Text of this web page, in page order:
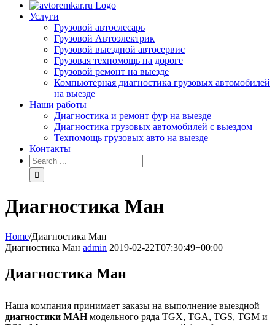
Услуги
Грузовой автослесарь
Грузовой Автоэлектрик
Грузовой выездной автосервис
Грузовая техпомощь на дороге
Грузовой ремонт на выезде
Компьютерная диагностика грузовых автомобилей
на выезде
Наши работы
Диагностика и ремонт фур на выезде
Диагностика грузовых автомобилей с выездом
Техпомощь грузовых авто на выезде
Контакты
Диагностика Ман
Home/Диагностика Ман
Диагностика Ман admin 2019-02-22T07:30:49+00:00
Диагностика Ман
Наша компания принимает заказы на выполнение выездной
диагностики МАНмодельного ряда TGX, TGA, TGS, TGM и